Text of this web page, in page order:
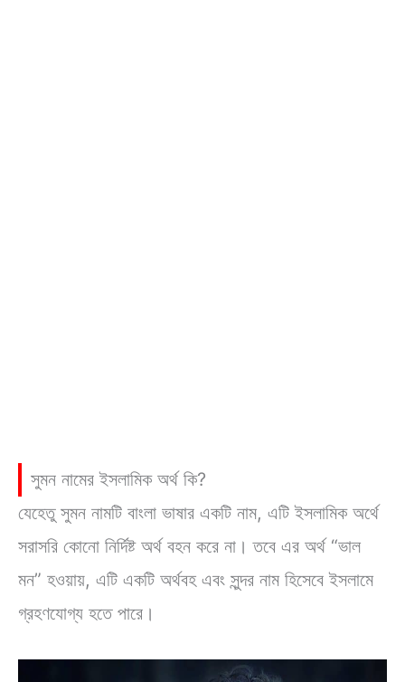
সুমন নামের ইসলামিক অর্থ কি?
যেহেতু সুমন নামটি বাংলা ভাষার একটি নাম, এটি ইসলামিক অর্থে
সরাসরি কোনো নির্দিষ্ট অর্থ বহন করে না। তবে এর অর্থ “ভাল
মন” হওয়ায়, এটি একটি অর্থবহ এবং সুন্দর নাম হিসেবে ইসলামে
গ্রহণযোগ্য হতে পারে।